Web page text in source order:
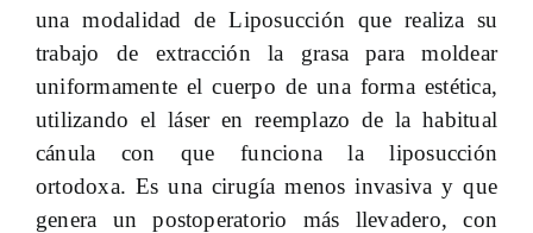
una modalidad de Liposucción que realiza su
trabajo de extracción la grasa para moldear
uniformamente el cuerpo de una forma estética,
utilizando el láser en reemplazo de la habitual
cánula con que funciona la liposucción
ortodoxa. Es una cirugía menos invasiva y que
genera un postoperatorio más llevadero, con